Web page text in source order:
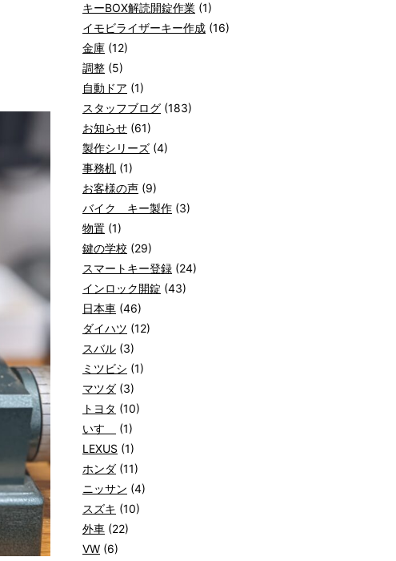
キーBOX解読開錠作業 (1)
イモビライザーキー作成 (16)
金庫 (12)
調整 (5)
自動ドア (1)
スタッフブログ (183)
お知らせ (61)
製作シリーズ (4)
事務机 (1)
お客様の声 (9)
バイク キー製作 (3)
物置 (1)
鍵の学校 (29)
スマートキー登録 (24)
インロック開錠 (43)
日本車 (46)
ダイハツ (12)
スバル (3)
ミツビシ (1)
マツダ (3)
トヨタ (10)
いすゞ
(1)
LEXUS (1)
ホンダ (11)
ニッサン (4)
スズキ (10)
外車 (22)
VW (6)